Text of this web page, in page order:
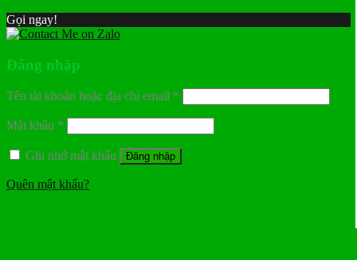
Gọi ngay!
Đăng nhập
Tên tài khoản hoặc địa chỉ email *
Mật khẩu *
Ghi nhớ mật khẩu Đăng nhập
Quên mật khẩu?